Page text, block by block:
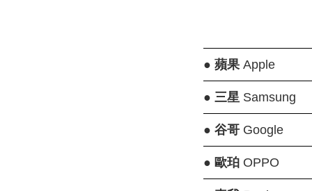
● 蘋果Apple
● 三星Samsung
● 谷哥Google
● 歐珀OPPO